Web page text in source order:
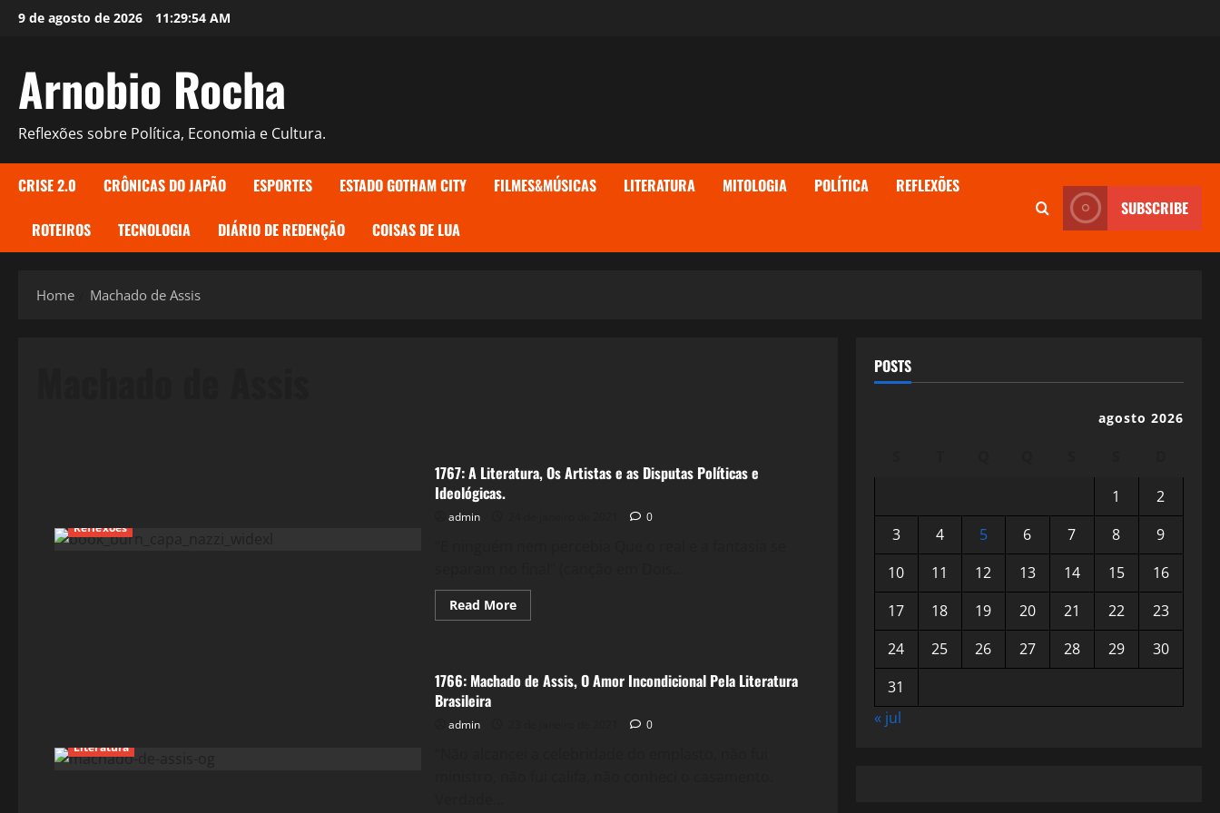
Skip9 de agosto de 2026 11:29:55 AM
Arnobio Rocha
Reflexões sobre Política, Economia e Cultura.
CRISE 2.0 CRÔNICAS DO JAPÃO ESPORTES ESTADO GOTHAM CITY FILMES&MÚSICAS LITERATURA MITOLOGIA POLÍTICA REFLEXÕES
ROTEIROS TECNOLOGIA DIÁRIO DE REDENÇÃO COISAS DE LUA
SUBSCRIBE
Home Machado de Assis
Reflexões
1767: A Literatura, Os Artistas e as Disputas Políticas e
Ideológicas.
admin 0
Read MoreRead
more
Os
Artistas
Literatura
1766: Machado de Assis, O Amor Incondicional Pela Literatura
Brasileira
admin 0
POSTS
agosto 2026
1
2
3
4 5 6 7 8
9
10
11 12 13 14 15
16
17
18 19 20 21 22
23
24
25 26 27 28 29
30
31
« jul